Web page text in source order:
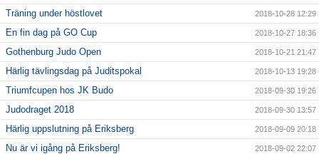
Träning under höstlovet 2018-10-28 12:29
En fin dag på GO Cup 2018-10-27 18:36
Gothenburg Judo Open 2018-10-21 21:47
Härlig tävlingsdag på Juditspokal 2018-10-13 19:28
Triumfcupen hos JK Budo 2018-09-30 19:26
Judodraget 2018 2018-09-30 13:57
Härlig uppslutning på Eriksberg 2018-09-09 20:18
Nu är vi igång på Eriksberg! 2018-09-02 22:07